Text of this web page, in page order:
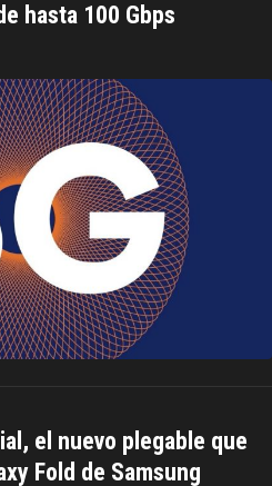
hasta 100 Gbps
el nuevo plegable que
Fold de Samsung